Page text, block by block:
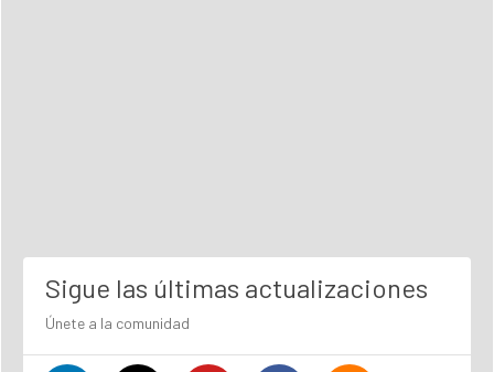
Sigue las últimas actualizaciones
Únete a la comunidad